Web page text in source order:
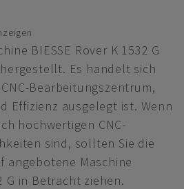
BIESSE Rover K 1532 G
Es handelt sich
Bearbeitungszentrum,
Effizienz ausgelegt ist. Wenn
hochwertigen CNC-
sind, sollten Sie die
angebotene Maschine
G in Betracht ziehen.